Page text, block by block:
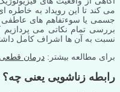
می کند تا این رویداد به خاطره
جسمی یا سوءتفاهم های عاطفی
بررسی تمام نکاتی می
نسبت به آن ها اشراف کامل
برای مطالعه بیشتر: درمان
رابطه زناشویی یعنی چه؟